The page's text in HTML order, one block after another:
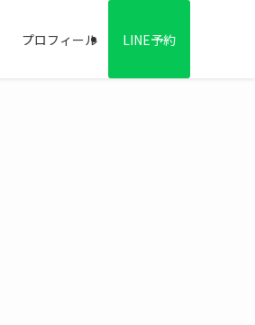
プロフィール LINE予約